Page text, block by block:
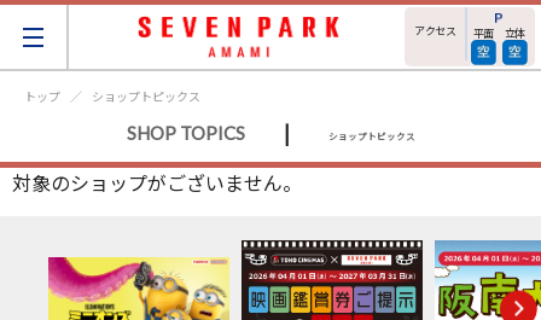
アクセス 平面 立体
トップ ショップトピックス
SHOP TOPICS | ショップトピックス
対象のショップがございません。